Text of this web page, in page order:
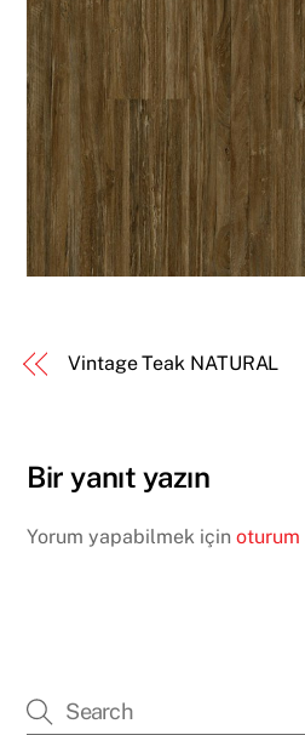
Vintage Teak NATURAL
Bir yanıt yazın
Yorum yapabilmek içinoturum